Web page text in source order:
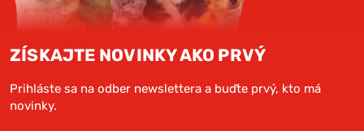
ZÍSKAJTE NOVINKY AKO PRVÝ
Prihláste sa na odber newslettera a buďte prvý, kto má
novinky.